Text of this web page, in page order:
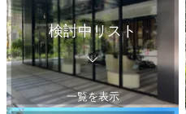
検討中リスト
一覧を表示